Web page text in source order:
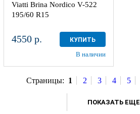
Viatti Brina Nordico V-522
195/60 R15
4550 р. КУПИТЬ
В наличии
Страницы: 1 2 3 4 5
ПОКАЗАТЬ ЕЩЕ